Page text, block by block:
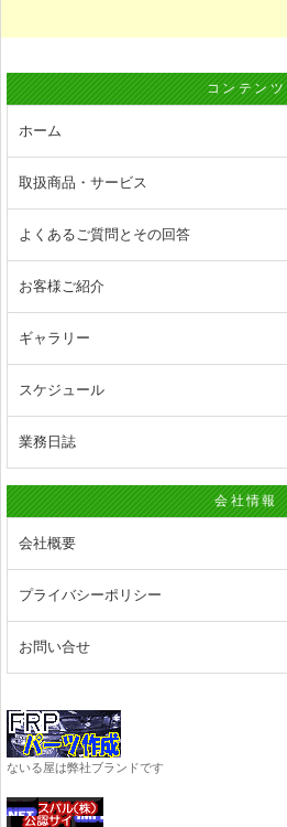
コンテンツ
ホーム
取扱商品・サービス
よくあるご質問とその回答
お客様ご紹介
ギャラリー
スケジュール
業務日誌
会社情報
会社概要
プライバシーポリシー
お問い合せ
ないる屋は弊社ブランドです